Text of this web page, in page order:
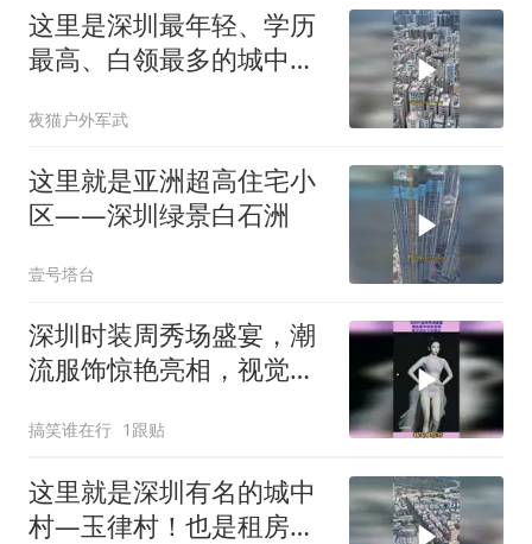
这里是深圳最年轻、学历
最高、白领最多的城中村
夜猫户外军武
这里就是亚洲超高住宅小
区——深圳绿景白石洲
壹号塔台
深圳时装周秀场盛宴，潮
流服饰惊艳亮相，视觉冲
搞笑谁在行 1跟贴
这里就是深圳有名的城中
村—玉律村！也是租房性